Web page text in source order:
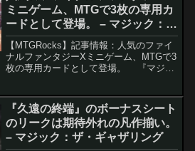
ミニゲーム、MTGで3枚の専用カ
ードとして登場。 – マジック：
ザ・ギャザリング
【MTGRocks】記事情報：人気のファイ
ナルファンタジーXミニゲーム、MTGで3
枚の専用カードとして登場。 『マジッ
16作品の要素を約300枚のカードに凝縮
す...
『久遠の終端』のボーナスシート
のリークは期待外れの凡作揃い。
– マジック：ザ・ギャザリング